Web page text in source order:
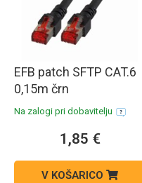
EFB patch SFTP CAT.6
0,15m črn
Na zalogi pri dobavitelju
1,85 €
V KOŠARICO